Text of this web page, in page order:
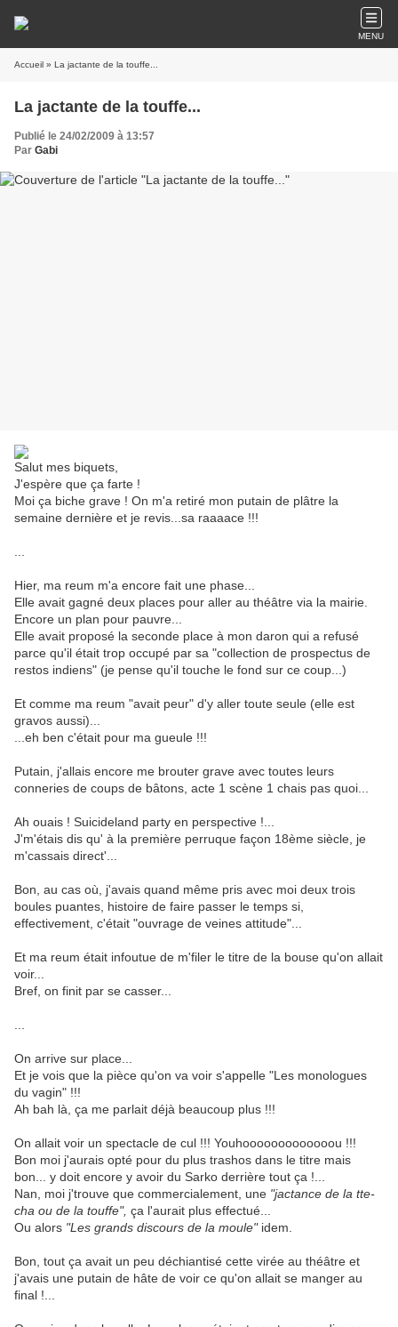
MENU
Accueil » La jactante de la touffe...
La jactante de la touffe...
Publié le 24/02/2009 à 13:57
Par Gabi
Salut mes biquets,
J'espère que ça farte !
Moi ça biche grave ! On m'a retiré mon putain de plâtre la
semaine dernière et je revis...sa raaaace !!!
Hier, ma reum m'a encore fait une phase...
Elle avait gagné deux places pour aller au théâtre via la mairie.
Encore un plan pour pauvre...
Elle avait proposé la seconde place à mon daron qui a refusé
parce qu'il était trop occupé par sa "collection de prospectus de
restos indiens" (je pense qu'il touche le fond sur ce coup...)
Et comme ma reum "avait peur" d'y aller toute seule (elle est
gravos aussi)...
...eh ben c'était pour ma gueule !!!
Putain, j'allais encore me brouter grave avec toutes leurs
conneries de coups de bâtons, acte 1 scène 1 chais pas quoi...
Ah ouais ! Suicideland party en perspective !...
J'm'étais dis qu' à la première perruque façon 18ème siècle, je
m'cassais direct'...
Bon, au cas où, j'avais quand même pris avec moi deux trois
boules puantes, histoire de faire passer le temps si,
effectivement, c'était "ouvrage de veines attitude"...
Et ma reum était infoutue de m'filer le titre de la bouse qu'on allait
voir...
Bref, on finit par se casser...
On arrive sur place...
Et je vois que la pièce qu'on va voir s'appelle "Les monologues
du vagin" !!!
Ah bah là, ça me parlait déjà beaucoup plus !!!
On allait voir un spectacle de cul !!! Youhooooooooooooou !!!
Bon moi j'aurais opté pour du plus trashos dans le titre mais
bon... y doit encore y avoir du Sarko derrière tout ça !...
Nan, moi j'trouve que commercialement, une "jactance de la tte-
cha ou de la touffe", ça l'aurait plus effectué...
Ou alors "Les grands discours de la moule"idem.
Bon, tout ça avait un peu déchiantisé cette virée au théâtre et
j'avais une putain de hâte de voir ce qu'on allait se manger au
final !...